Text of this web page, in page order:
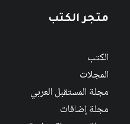
متجر الكتب
الكتب
المجلات
مجلة المستقبل العربي
مجلة إضافات